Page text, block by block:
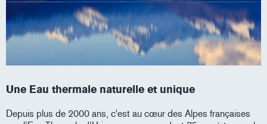
Une Eau thermale naturelle et unique
Depuis plus de 2000 ans, c'est au cœur des Alpes françaises